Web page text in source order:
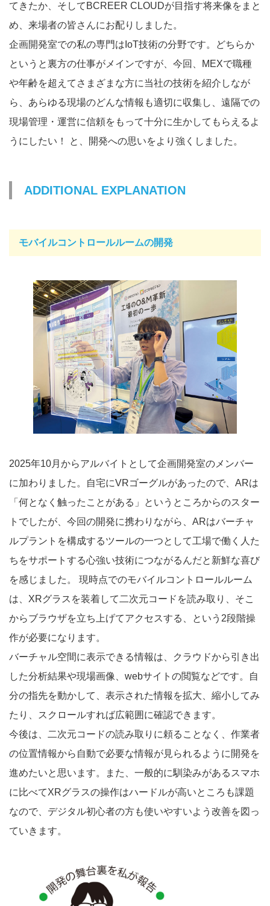
てきたか、そしてBCREER CLOUDが目指す将来像をまと
め、来場者の皆さんにお配りしました。
企画開発室での私の専門はIoT技術の分野です。どちらか
というと裏方の仕事がメインですが、今回、MEXで職種
や年齢を超えてさまざまな方に当社の技術を紹介しなが
ら、あらゆる現場のどんな情報も適切に収集し、遠隔での
現場管理・運営に信頼をもって十分に生かしてもらえるよ
うにしたい！ と、開発への思いをより強くしました。
ADDITIONAL EXPLANATION
モバイルコントロールルームの開発
2025年10月からアルバイトとして企画開発室のメンバー
に加わりました。自宅にVRゴーグルがあったので、ARは
「何となく触ったことがある」というところからのスター
トでしたが、今回の開発に携わりながら、ARはバーチャ
ルプラントを構成するツールの一つとして工場で働く人た
ちをサポートする心強い技術につながるんだと新鮮な喜び
を感じました。 現時点でのモバイルコントロールルーム
は、XRグラスを装着して二次元コードを読み取り、そこ
からブラウザを立ち上げてアクセスする、という2段階操
作が必要になります。
バーチャル空間に表示できる情報は、クラウドから引き出
した分析結果や現場画像、webサイトの閲覧などです。自
分の指先を動かして、表示された情報を拡大、縮小してみ
たり、スクロールすれば広範囲に確認できます。
今後は、二次元コードの読み取りに頼ることなく、作業者
の位置情報から自動で必要な情報が見られるように開発を
進めたいと思います。また、一般的に馴染みがあるスマホ
に比べてXRグラスの操作はハードルが高いところも課題
なので、デジタル初心者の方も使いやすいよう改善を図っ
ていきます。